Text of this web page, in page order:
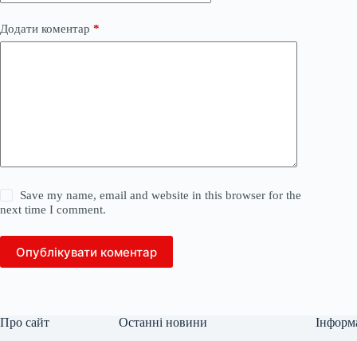
Додати коментар *
Save my name, email and website in this browser for the
next time I comment.
Опублікувати коментар
Про сайт Останні новини